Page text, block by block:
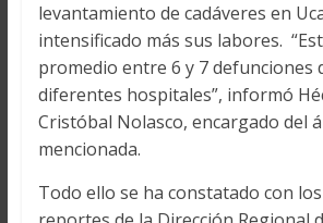
levantamiento de cadáveres en
intensificado más sus labores.
promedio entre 6 y 7 defunciones
diferentes hospitales”, informó
Cristóbal Nolasco, encargado del
mencionada.
Todo ello se ha constatado con